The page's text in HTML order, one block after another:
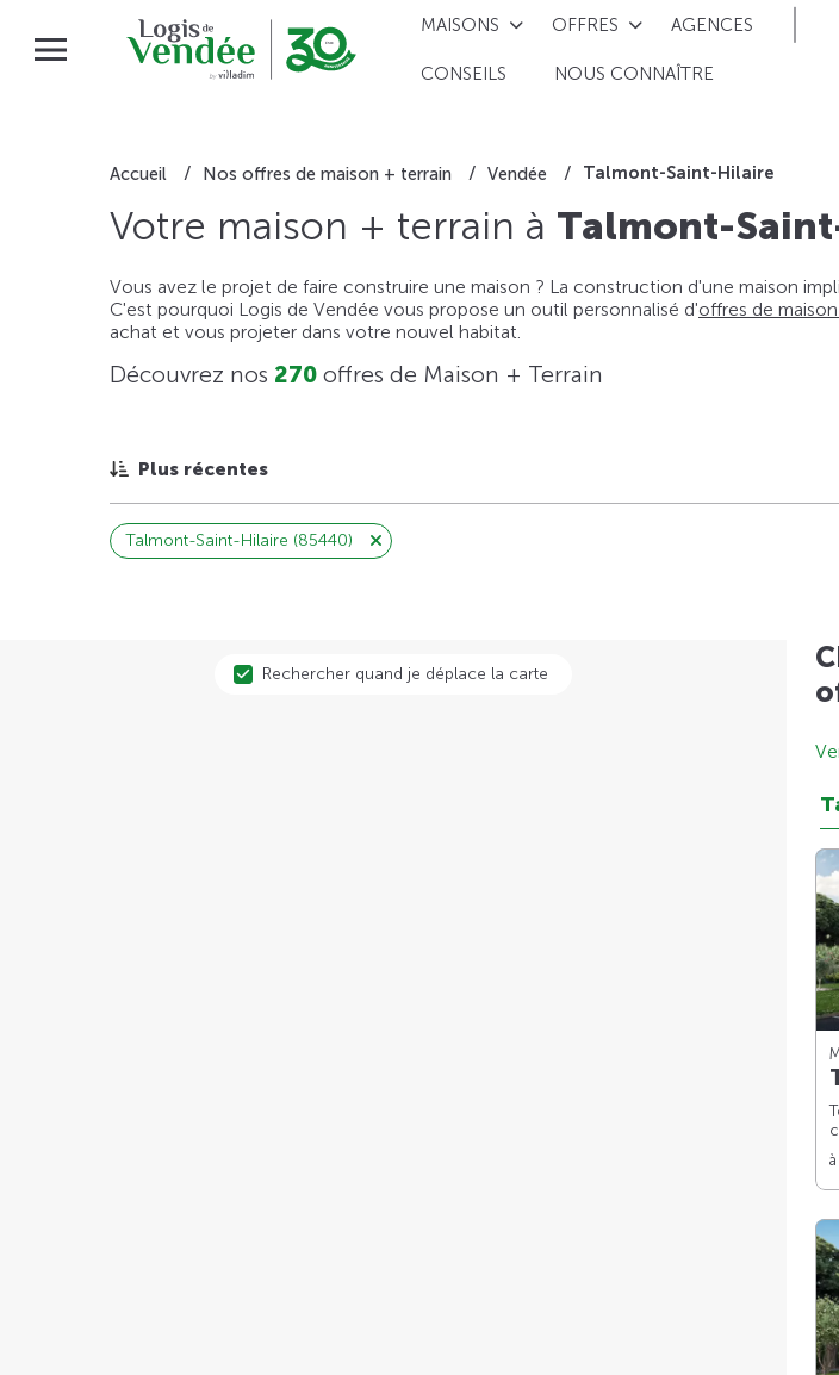
MAISONS OFFRES AGENCES
CONSEILS NOUS CONNAÎTRE
Accueil Nos offres de maison + terrain Vendée Talmont-Saint-Hilaire
Votre maison + terrain à Talmont-
Vous avez le projet de faire construire une maison ? La construction d'une maison
C'est pourquoi Logis de Vendée vous propose un outil personnalisé d'offres de
achat et vous projeter dans votre nouvel habitat.
Découvrez nos 270 offres de Maison + Terrain
Plus récentes
Talmont-Saint-Hilaire (85440)
Rechercher quand je déplace la carte